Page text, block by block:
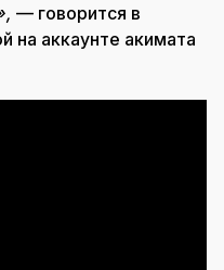
— говорится в
на аккаунте акимата